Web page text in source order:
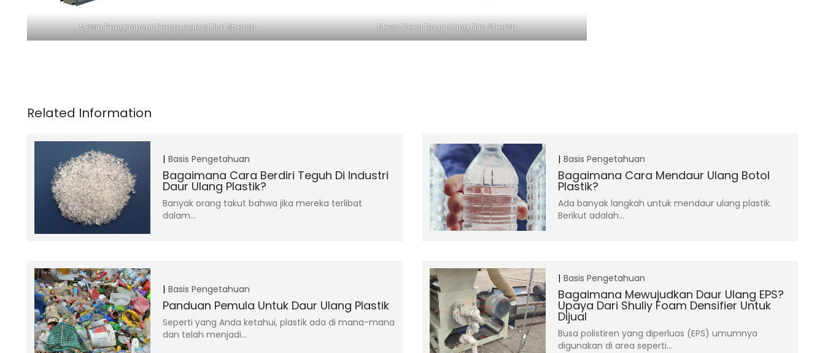
Mesin Penghancur Pembungkus Film Stretch Mesin Pelet Daur Ulang Film Stretch
Basis Pengetahuan
Bagaimana Cara Berdiri Teguh Di Industri
Daur Ulang Plastik?
Banyak orang takut bahwa jika mereka terlibat
dalam…
Basis Pengetahuan
Bagaimana Cara Mendaur Ulang Botol
Plastik?
Ada banyak langkah untuk mendaur ulang plastik.
Berikut adalah…
Basis Pengetahuan
Panduan Pemula Untuk Daur Ulang Plastik
Seperti yang Anda ketahui, plastik ada di mana-mana
dan telah menjadi…
Basis Pengetahuan
Bagaimana Mewujudkan Daur Ulang EPS?
Upaya Dari Shuliy Foam Densifier Untuk
Dijual
Busa polistiren yang diperluas (EPS) umumnya
digunakan di area seperti…